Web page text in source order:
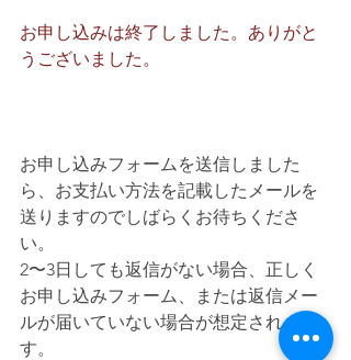
お申し込みは終了しました。ありがと
うございました。
お申し込みフォームを送信しました
ら、お支払い方法を記載したメールを
送りますのでしばらくお待ちくださ
い。
2〜3日しても返信がない場合、正しく
お申し込みフォーム、または返信メー
ルが届いていない場合が想定されま
す。